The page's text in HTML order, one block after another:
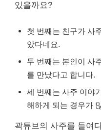
있을까요?
첫 번째는 친구가 사
았다네요.
두 번째는 본인이 사
를 만났다고 합니다.
세 번째는 사주 이야
해하게 되는 경우가
곽튜브의 사주를 들여